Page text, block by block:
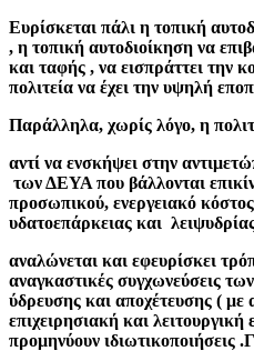
Ευρίσκεται πάλι η τοπική
, η τοπική αυτοδιοίκηση να
και ταφής , να εισπράττει την
πολιτεία να έχει την υψηλή
Παράλληλα, χωρίς λόγο, η
αντί να ενσκήψει στην
των ΔΕΥΑ που βάλλονται
προσωπικού, ενεργειακό
υδατοεπάρκειας και
αναλώνεται και εφευρίσκει
αναγκαστικές συγχωνεύσεις
ύδρευσης και αποχέτευσης ( με
επιχειρησιακή και
προμηνύουν ιδιωτικοποιήσεις